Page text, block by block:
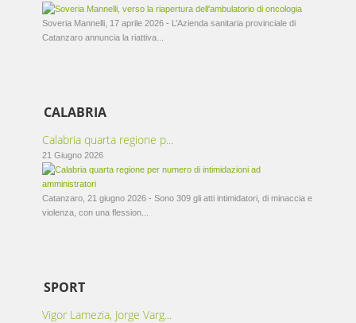
Soveria Mannelli, 17 aprile 2026 - L’Azienda sanitaria provinciale di
Catanzaro annuncia la riattiva...
CALABRIA
Calabria quarta regione p...
21 Giugno 2026
Catanzaro, 21 giugno 2026 - Sono 309 gli atti intimidatori, di minaccia e
violenza, con una flession...
SPORT
Vigor Lamezia, Jorge Varg...